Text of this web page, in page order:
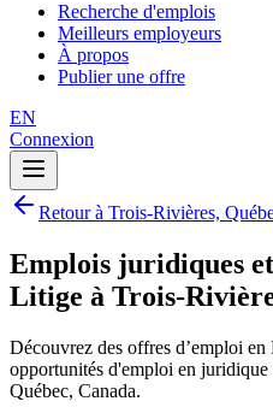
Recherche d'emplois
Meilleurs employeurs
À propos
Publier une offre
EN
Connexion
Retour à Trois-Rivières,
Emplois juridiques
Litige à Trois-
Découvrez des offres d’emploi
opportunités d'emploi en
Québec, Canada.